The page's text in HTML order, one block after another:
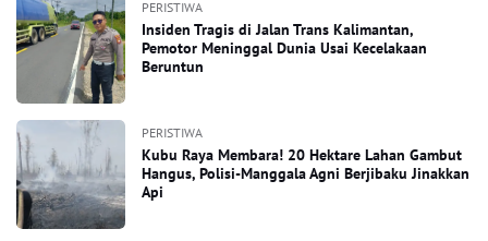
PERISTIWA
Insiden Tragis di Jalan Trans Kalimantan,
Pemotor Meninggal Dunia Usai Kecelakaan
Beruntun
PERISTIWA
Kubu Raya Membara! 20 Hektare Lahan Gambut
Hangus, Polisi-Manggala Agni Berjibaku Jinakkan
Api